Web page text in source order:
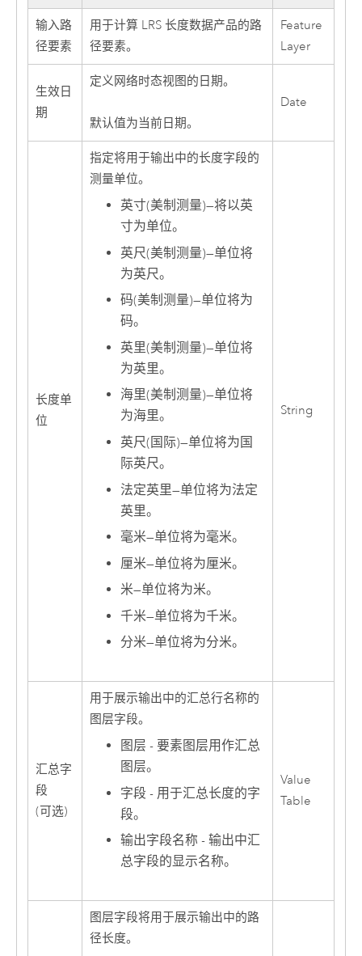
输入路
径要素
用于计算 LRS 长度数据产品的路
径要素。
Feature
Layer
生效日
期
定义网络时态视图的日期。
默认值为当前日期。
Date
长度单
位
指定将用于输出中的长度字段的
测量单位。
英寸(美制测量)—将以英
寸为单位。
英尺(美制测量)—单位将
为英尺。
码(美制测量)—单位将为
码。
英里(美制测量)—单位将
为英里。
海里(美制测量)—单位将
为海里。
英尺(国际)—单位将为国
际英尺。
法定英里—单位将为法定
英里。
毫米—单位将为毫米。
厘米—单位将为厘米。
米—单位将为米。
千米—单位将为千米。
分米—单位将为分米。
String
汇总字
段
(可选)
用于展示输出中的汇总行名称的
图层字段。
图层 - 要素图层用作汇总
图层。
字段 - 用于汇总长度的字
段。
输出字段名称 - 输出中汇
总字段的显示名称。
Value
Table
图层字段将用于展示输出中的路
径长度。